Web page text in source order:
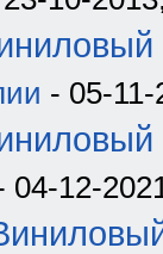
- 05-
04-12-